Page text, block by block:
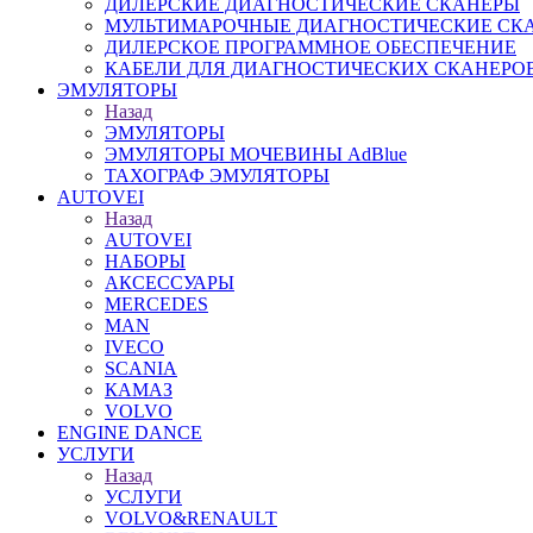
ДИЛЕРСКИЕ ДИАГНОСТИЧЕСКИЕ СКАНЕРЫ
МУЛЬТИМАРОЧНЫЕ ДИАГНОСТИЧЕСКИЕ
ДИЛЕРСКОЕ ПРОГРАММНОЕ ОБЕСПЕЧЕНИЕ
КАБЕЛИ ДЛЯ ДИАГНОСТИЧЕСКИХ
ЭМУЛЯТОРЫ
Назад
ЭМУЛЯТОРЫ
ЭМУЛЯТОРЫ МОЧЕВИНЫ АdBlue
ТАХОГРАФ ЭМУЛЯТОРЫ
AUTOVEI
Назад
AUTOVEI
НАБОРЫ
АКСЕССУАРЫ
MERCEDES
MAN
IVECO
SCANIA
КАМАЗ
VOLVO
ENGINE DANCE
УСЛУГИ
Назад
УСЛУГИ
VOLVO&RENAULT